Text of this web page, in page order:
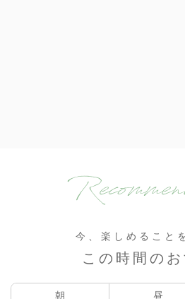
今、楽しめること
この時間の
朝 昼